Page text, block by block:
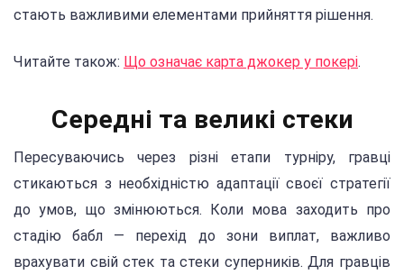
стають важливими елементами прийняття рішення.
Читайте також: Що означає карта джокер у покері.
Середні та великі стеки
Пересуваючись через різні етапи турніру, гравці
стикаються з необхідністю адаптації своєї стратегії
до умов, що змінюються. Коли мова заходить про
стадію бабл — перехід до зони виплат, важливо
врахувати свій стек та стеки суперників. Для гравців